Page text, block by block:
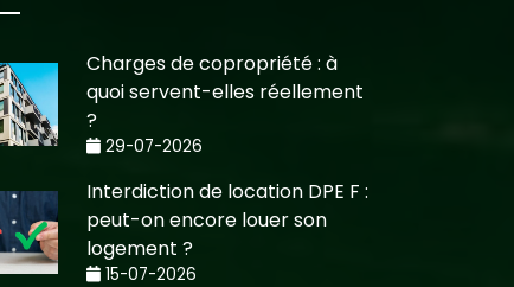
Charges de copropriété : à
quoi servent-elles réellement
?
29-07-2026
Interdiction de location DPE F :
peut-on encore louer son
logement ?
15-07-2026